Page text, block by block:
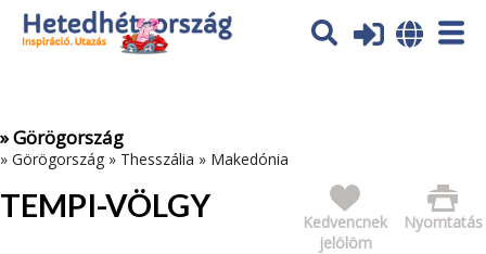
Az oldal sütiket (cookies) használ. További tájékoztatás itt:
Adatvédelmi tájékoztató
» Görögország
» Görögország » Thesszália » Makedónia
TEMPI-VÖLGY Nyomtatás
Kedvencnek
jelölöm